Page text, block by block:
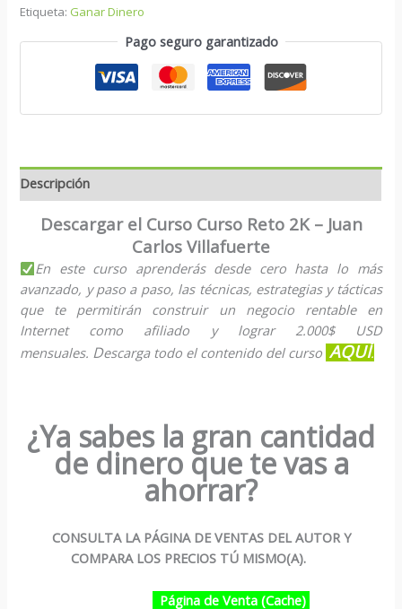
Etiqueta: Ganar Dinero
Pago seguro garantizado
Descripción
Descargar el Curso Curso Reto 2K – Juan
Carlos Villafuerte
En este curso aprenderás desde cero hasta lo más
avanzado, y paso a paso, las técnicas, estrategias y tácticas
que te permitirán construir un negocio rentable en
Internet como afiliado y lograr 2.000$ USD
mensuales. Descarga todo el contenido del curso AQUÍ.
¿Ya sabes la gran cantidad
de dinero que te vas a
ahorrar?
CONSULTA LA PÁGINA DE VENTAS DEL AUTOR Y
COMPARA LOS PRECIOS TÚ MISMO(A).
Página de Venta (Cache)